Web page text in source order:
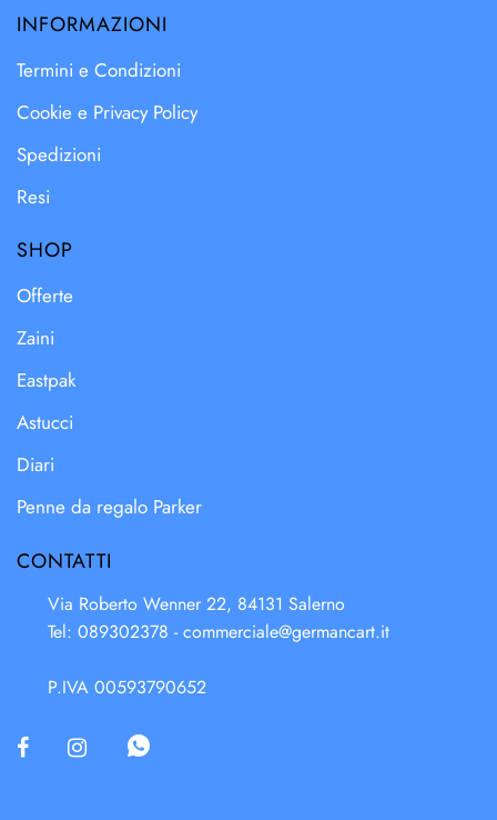
INFORMAZIONI
Termini e Condizioni
Cookie e Privacy Policy
Spedizioni
Resi
SHOP
Offerte
Zaini
Eastpak
Astucci
Diari
Penne da regalo Parker
CONTATTI
Via Roberto Wenner 22, 84131 Salerno
Tel: 089302378 -commerciale@germancart.it
P.IVA 00593790652